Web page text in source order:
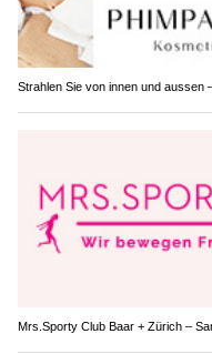
Strahlen Sie von innen und aussen
Mrs.Sporty Club Baar + Zürich –